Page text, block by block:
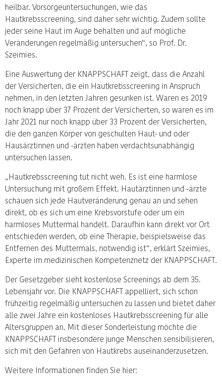
heilbar. Vorsorgeuntersuchungen, wie das
Hautkrebsscreening, sind daher sehr wichtig. Zudem sollte
jeder seine Haut im Auge behalten und auf mögliche
Veränderungen regelmäßig untersuchen“, so Prof. Dr.
Szeimies.
Eine Auswertung der KNAPPSCHAFT zeigt, dass die Anzahl
der Versicherten, die ein Hautkrebsscreening in Anspruch
nehmen, in den letzten Jahren gesunken ist. Waren es 2019
noch knapp über 37 Prozent der Versicherten, so waren es im
Jahr 2021 nur noch knapp über 33 Prozent der Versicherten,
die den ganzen Körper von geschulten Haut- und oder
Hausärztinnen und -ärzten haben verdachtsunabhängig
untersuchen lassen.
„Hautkrebsscreening tut nicht weh. Es ist eine harmlose
Untersuchung mit großem Effekt. Hautärztinnen und -ärzte
schauen sich jede Hautveränderung genau an und sehen
direkt, ob es sich um eine Krebsvorstufe oder um ein
harmloses Muttermal handelt. Daraufhin kann direkt vor Ort
entschieden werden, ob eine Therapie, beispielsweise das
Entfernen des Muttermals, notwendig ist“, erklärt Szeimies,
Experte im medizinischen Kompetenznetz der KNAPPSCHAFT.
Der Gesetzgeber sieht kostenlose Screenings ab dem 35.
Lebensjahr vor. Die KNAPPSCHAFT appelliert, sich schon
frühzeitig regelmäßig untersuchen zu lassen und bietet daher
alle zwei Jahre ein kostenloses Hautkrebsscreening für alle
Altersgruppen an. Mit dieser Sonderleistung möchte die
KNAPPSCHAFT insbesondere junge Menschen sensibilisieren,
sich mit den Gefahren von Hautkrebs auseinanderzusetzen.
Weitere Informationen finden Sie hier: